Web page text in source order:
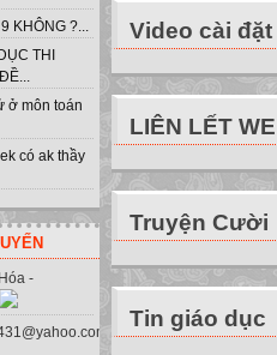
KHÔNG ?...
THI
ở môn toán
có ak thầy
-
Video cài đặt
LIÊN LẾT
Truyện Cười
Tin giáo dục